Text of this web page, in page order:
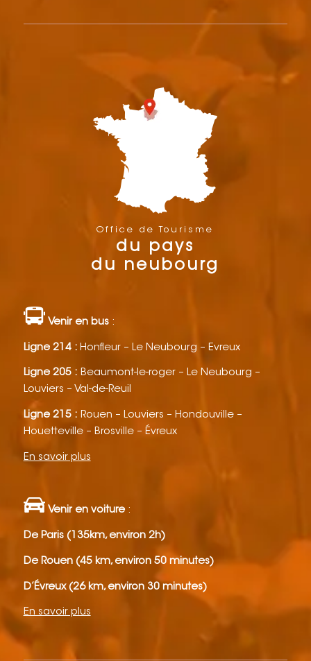
Office de Tourisme
du pays
du neubourg
Venir en bus:
Ligne 214 : Honfleur – Le Neubourg – Evreux
Ligne 205 : Beaumont-le-roger – Le Neubourg –
Louviers – Val-de-Reuil
Ligne 215 : Rouen – Louviers – Hondouville –
Houetteville – Brosville – Évreux
En savoir plus
Venir en voiture:
De Paris (135km, environ 2h)
De Rouen (45 km, environ 50 minutes)
D’Évreux (26 km, environ 30 minutes)
En savoir plus